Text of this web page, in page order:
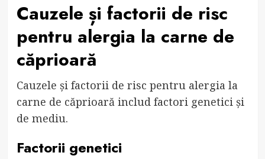
Cauzele și factorii de risc
pentru alergia la carne de
căprioară
Cauzele și factorii de risc pentru alergia la
carne de căprioară includ factori genetici și
de mediu.
Factorii genetici